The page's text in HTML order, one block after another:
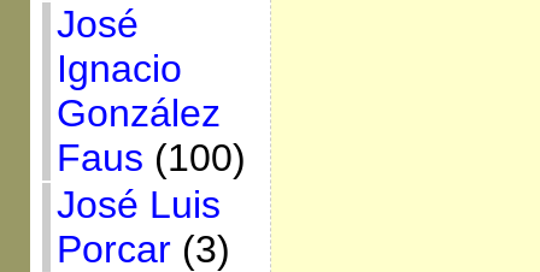
José
Ignacio
González
Faus (100)
José Luis
Porcar(3)